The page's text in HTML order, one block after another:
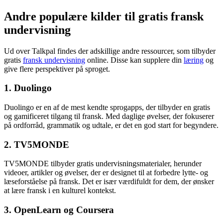
Andre populære kilder til gratis fransk
undervisning
Ud over Talkpal findes der adskillige andre ressourcer, som tilbyder
gratis fransk undervisning online. Disse kan supplere din læring og
give flere perspektiver på sproget.
1. Duolingo
Duolingo er en af de mest kendte sprogapps, der tilbyder en gratis
og gamificeret tilgang til fransk. Med daglige øvelser, der fokuserer
på ordforråd, grammatik og udtale, er det en god start for begyndere.
2. TV5MONDE
TV5MONDE tilbyder gratis undervisningsmaterialer, herunder
videoer, artikler og øvelser, der er designet til at forbedre lytte- og
læseforståelse på fransk. Det er især værdifuldt for dem, der ønsker
at lære fransk i en kulturel kontekst.
3. OpenLearn og Coursera